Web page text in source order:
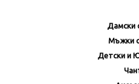
Дамски
Мъжки
Детски и